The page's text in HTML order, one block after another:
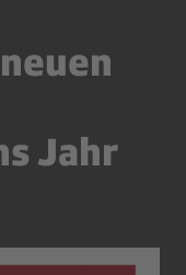
Jahr